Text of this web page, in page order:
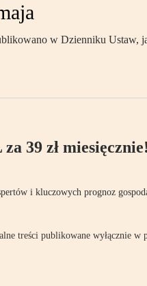
w Dzienniku Ustaw,
39 zł miesięcznie!
i kluczowych prognoz
treści publikowane wyłącznie w